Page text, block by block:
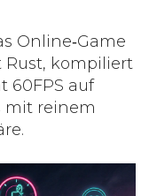
Online‑Game
Rust, kompiliert
60FPS auf
mit reinem